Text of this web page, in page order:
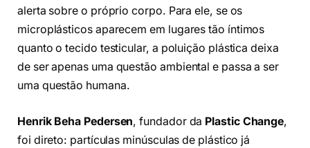
alerta sobre o próprio corpo. Para ele, se os
microplásticos aparecem em lugares tão íntimos
quanto o tecido testicular, a poluição plástica deixa
de ser apenas uma questão ambiental e passa a ser
uma questão humana.
Henrik Beha Pedersen, fundador da Plastic Change,
foi direto: partículas minúsculas de plástico já